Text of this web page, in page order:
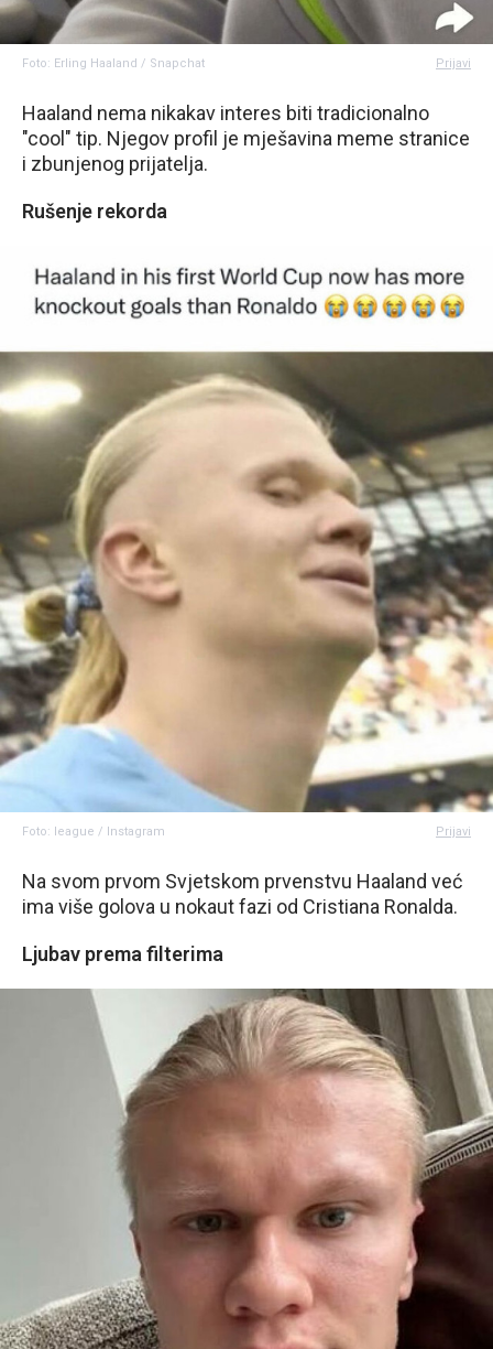
Foto: Erling Haaland / Snapchat Prijavi
Haaland nema nikakav interes biti tradicionalno
"cool" tip. Njegov profil je mješavina meme stranice
i zbunjenog prijatelja.
Rušenje rekorda
Foto: league / Instagram Prijavi
Na svom prvom Svjetskom prvenstvu Haaland već
ima više golova u nokaut fazi od Cristiana Ronalda.
Ljubav prema filterima